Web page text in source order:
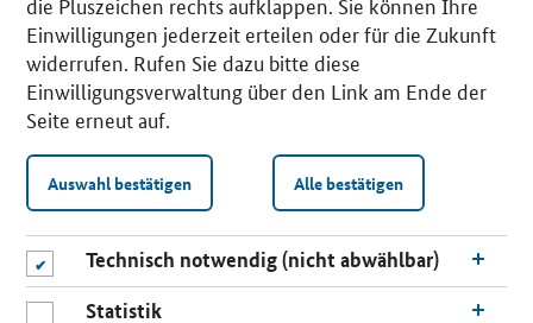
Einwilligungen jederzeit erteilen oder für die Zukunft
widerrufen. Rufen Sie dazu bitte diese
Einwilligungsverwaltung über den Link am Ende der
Seite erneut auf.
Auswahl bestätigen Alle bestätigen
Technisch notwendig (nicht abwählbar)
Statistik